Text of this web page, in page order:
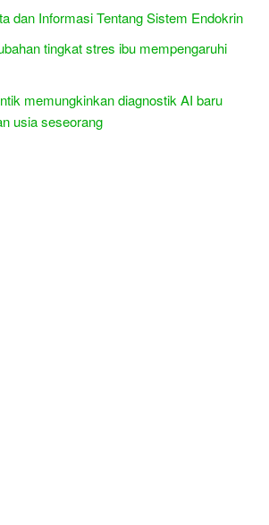
dan Informasi Tentang Sistem Endokrin
tingkat stres ibu mempengaruhi
memungkinkan diagnostik AI baru
usia seseorang